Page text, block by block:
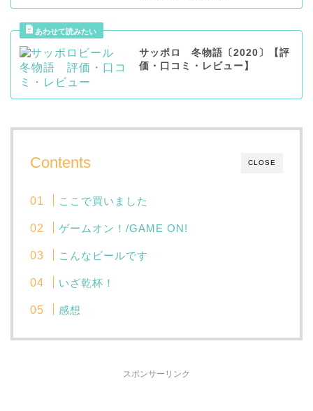
サッポロ 冬物語〔2020〕【評
価・口コミ・レビュー】
CLOSE
Contents
ここで買いました
ゲームオン！/GAME ON!
こんなビールです
いざ乾杯！
感想
スポンサーリンク